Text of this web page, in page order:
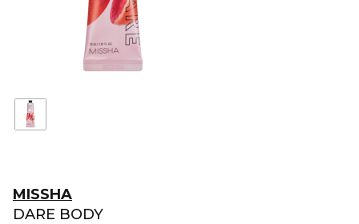
MISSHA
DARE BODY